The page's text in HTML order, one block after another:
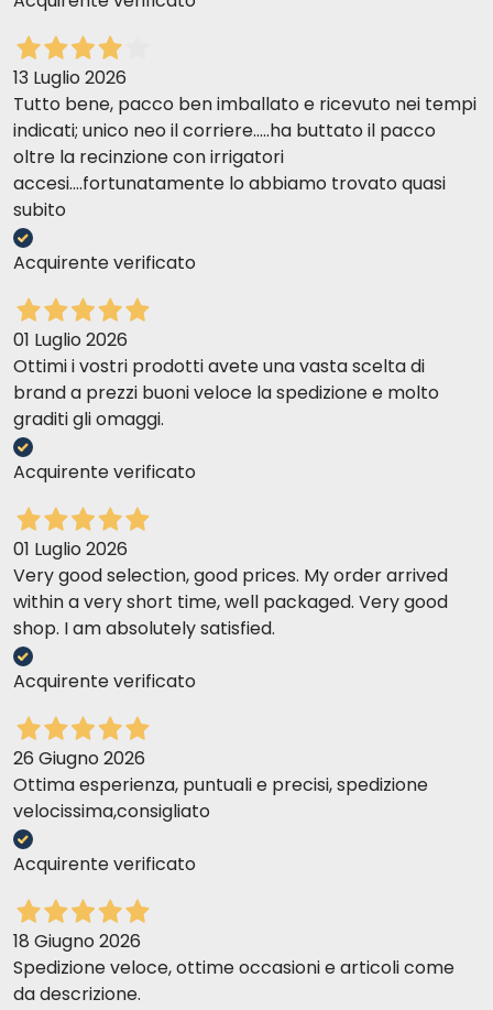
13 Luglio 2026
Tutto bene, pacco ben imballato e ricevuto nei tempi
indicati; unico neo il corriere.....ha buttato il pacco
oltre la recinzione con irrigatori
accesi....fortunatamente lo abbiamo trovato quasi
subito
Acquirente verificato
01 Luglio 2026
Ottimi i vostri prodotti avete una vasta scelta di
brand a prezzi buoni veloce la spedizione e molto
graditi gli omaggi.
Acquirente verificato
01 Luglio 2026
Very good selection, good prices. My order arrived
within a very short time, well packaged. Very good
shop. I am absolutely satisfied.
Acquirente verificato
26 Giugno 2026
Ottima esperienza, puntuali e precisi, spedizione
velocissima,consigliato
Acquirente verificato
18 Giugno 2026
Spedizione veloce, ottime occasioni e articoli come
da descrizione.